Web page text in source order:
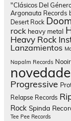
"Clásicos Del
Argonauta Records
Desert Rock
rock heavy metal
Heavy Rock
Lanzamientos
Napalm Records
Progressive
Relapse Records
Rock Spinda
Tee Pee Records